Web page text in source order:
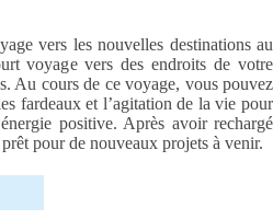
vers les nouvelles destinations au
voyage vers des endroits de votre
Au cours de ce voyage, vous pouvez
fardeaux et l’agitation de la vie pour
positive. Après avoir rechargé
pour de nouveaux projets à venir.